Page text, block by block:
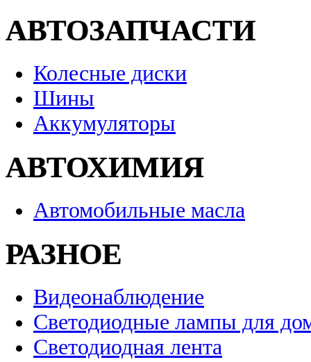
АВТОЗАПЧАСТИ
Колесные диски
Шины
Аккумуляторы
АВТОХИМИЯ
Автомобильные масла
РАЗНОЕ
Видеонаблюдение
Светодиодные лампы для
Светодиодная лента